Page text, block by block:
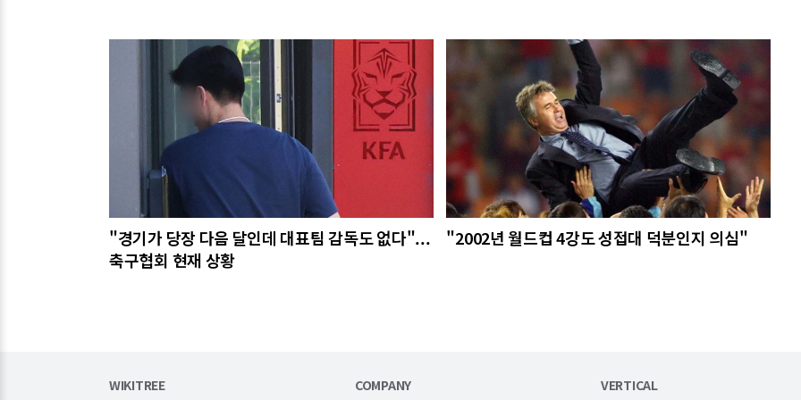
관련기사
"경기가 당장 다음 달인데 대표팀 감독도 없다"...
축구협회 현재 상황
"2002년 월드컵 4강도 성접대 덕분인지 의심"
WIKITREE COMPANY VERTICAL